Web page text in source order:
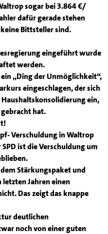
sogar bei 3.864 €/
dafür gerade stehen
Bittsteller sind.
eingeführt wurde
werden.
„Ding der Unmöglichkeit“,
eingeschlagen, der sich
ein,
hat.
Verschuldung in Waltrop
ist die Verschuldung um
Stärkungspaket und
letzten Jahren einen
Das zeigt das knappe
deutlichen
noch von einer guten